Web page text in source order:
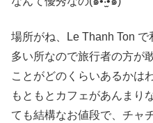
場所がね、Le Thanh Ton で
多い所なので旅行者の方が
ことがどのくらいあるかは
もともとカフェがあんまり
ても結構なお値段で、チャ